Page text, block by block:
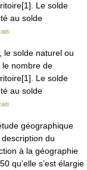
Le solde
au solde
solde naturel ou
nombre de
Le solde
au solde
géographique
du
à la géographie
qu’elle s’est élargie